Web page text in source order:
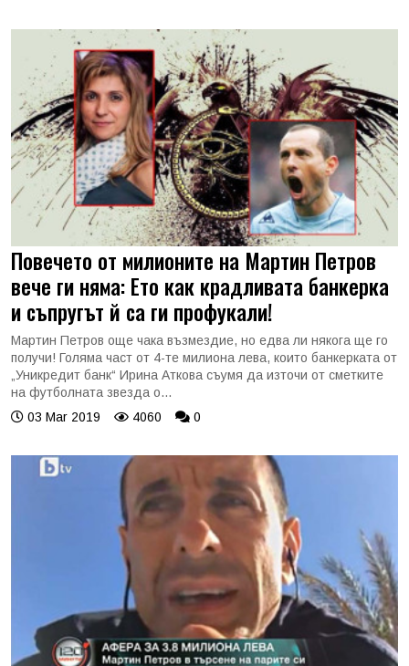
Повечето от милионите на Мартин Петров
вече ги няма: Ето как крадливата банкерка
и съпругът й са ги профукали!
Мартин Петров още чака възмездие, но едва ли някога ще го
получи! Голяма част от 4-те милиона лева, които банкерката от
„Уникредит банк“ Ирина Аткова съумя да източи от сметките
на футболната звезда о...
03 Mar 2019
4060 0